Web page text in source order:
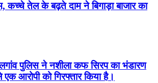
कच्चे तेल के बढ़ते दाम ने बिगाड़ा बाजार का
पुलिस ने नशीला कफ सिरप का भंडारण
आरोपी को गिरफ्तार किया है।